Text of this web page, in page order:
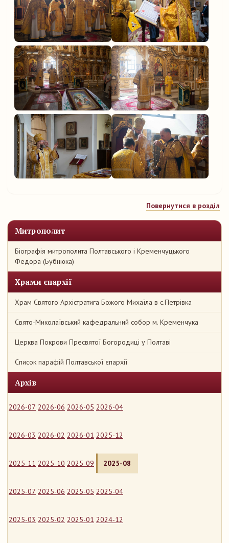
Митрополит
Біографія митрополита Полтавського і Кременчуцького
Федора (Бубнюка)
Храми єпархії
Храм Святого Архістратига Божого Михаїла в с.Петрівка
Свято-Миколаївський кафедральний собор м. Кременчука
Церква Покрови Пресвятої Богородиці у Полтаві
Список парафій Полтавської єпархії
Архів
2026-07 2026-06 2026-05 2026-04
2026-03 2026-02 2026-01 2025-12
2025-11 2025-10 2025-09 2025-08
2025-07 2025-06 2025-05 2025-04
2025-03 2025-02 2025-01 2024-12
Повернутися в розділ